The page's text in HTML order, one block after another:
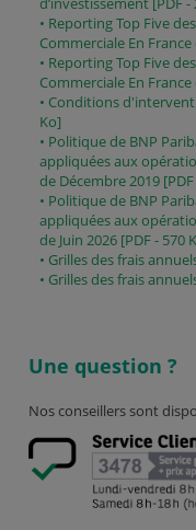
• Reporting Top Five
Commerciale En France
• Reporting Top Five
Commerciale En France
• Conditions
Ko]
• Politique de BNP
appliquées aux
de Décembre 2019
• Politique de BNP
appliquées aux
de Juin 2026 [PDF - 570
• Grilles des frais
• Grilles des frais
Une question ?
Nos conseillers sont